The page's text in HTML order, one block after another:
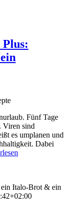
Fünf Tage
Viren sind
es umplanen und
Dabei
ein Italo-Brot & ein